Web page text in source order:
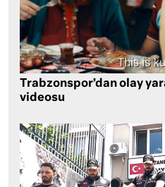
Trabzonspor’dan olay
videosu